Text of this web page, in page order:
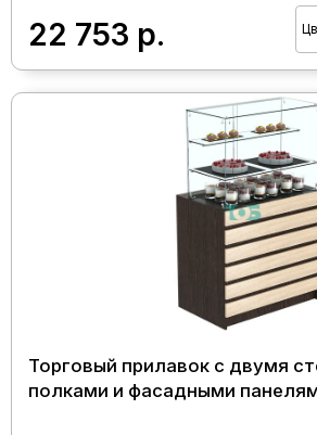
22 753 р.
Торговый прилавок с двумя
полками и фасадными